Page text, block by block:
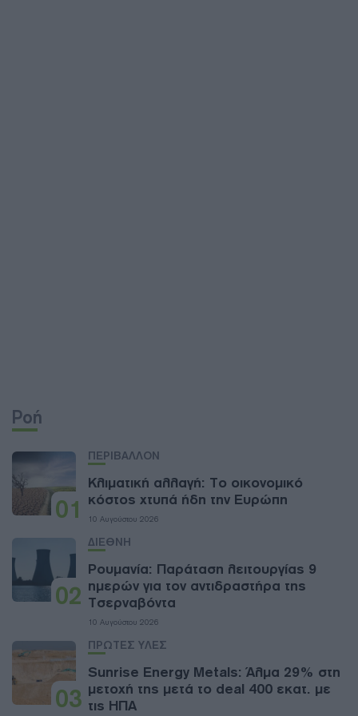
Ροή
01
ΠΕΡΙΒΑΛΛΟΝ
Κλιματική αλλαγή: Το οικονομικό
κόστος χτυπά ήδη την Ευρώπη
10 Αυγούστου 2026
02
ΔΙΕΘΝΗ
Ρουμανία: Παράταση λειτουργίας 9
ημερών για τον αντιδραστήρα της
Τσερναβόντα
10 Αυγούστου 2026
03
ΠΡΩΤΕΣ ΥΛΕΣ
Sunrise Energy Metals: Άλμα 29% στη
μετοχή της μετά το deal 400 εκατ. με
τις ΗΠΑ